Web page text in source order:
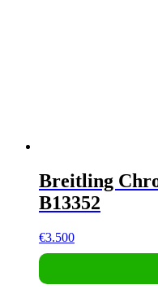
Breitling
B13352
€3.500